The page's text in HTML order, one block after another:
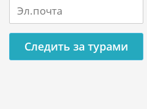
Следить за турами